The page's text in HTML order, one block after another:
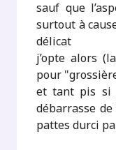
sauf que
surtout à
délicat
j’opte alors
pour
et tant pis si
débarrasse
pattes durci